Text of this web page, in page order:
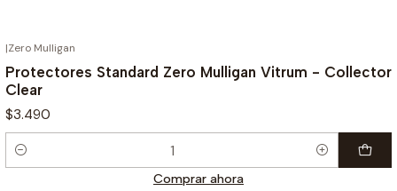
|Zero Mulligan
Protectores Standard Zero Mulligan Vitrum - Collector
Clear
$3.490
Cantidad
Comprar ahora